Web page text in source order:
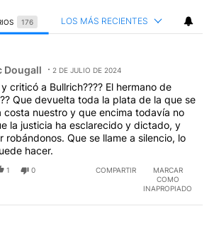
176 LOS MÁS RECIENTES
Dougall 2 DE JULIO DE 2024
criticó a Bullrich???? El hermano de
Que devuelta toda la plata de la que se
costa nuestro y que encima todavía no
la justicia ha esclarecido y dictado, y
robándonos. Que se llame a silencio, lo
hacer.
1 0 COMPARTIR
MARCAR
COMO
INAPROPIADO